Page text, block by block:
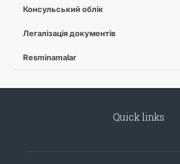
Консульський облік
Легалізація документів
Resminamalar
Quick links